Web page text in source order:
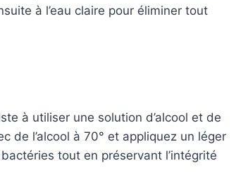
à l’eau claire pour éliminer tout
à utiliser une solution d’alcool et de
de l’alcool à 70° et appliquez un léger
tout en préservant l’intégrité